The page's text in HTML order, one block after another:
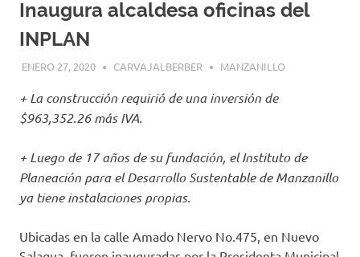
Inaugura alcaldesa oficinas del
INPLAN
ENERO 27, 2020 CARVAJALBERBER MANZANILLO
+ La construcción requirió de una inversión de
$963,352.26 más IVA.
+ Luego de 17 años de su fundación, el Instituto de
Planeación para el Desarrollo Sustentable de Manzanillo
ya tiene instalaciones propias.
Ubicadas en la calle Amado Nervo No.475, en Nuevo